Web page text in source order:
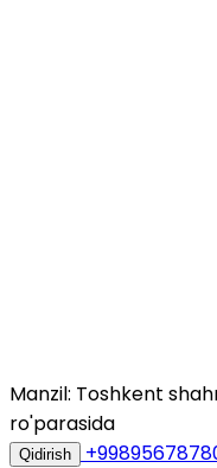
Manzil: Toshkent
ro'parasida
Qidirish